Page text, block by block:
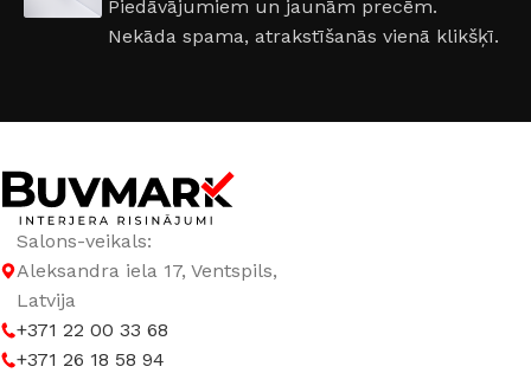
Piedāvājumiem un jaunām precēm.
Nekāda spama, atrakstīšanās vienā klikšķī.
Salons-veikals:
Aleksandra iela 17, Ventspils,
Latvija
+371 22 00 33 68
+371 26 18 58 94